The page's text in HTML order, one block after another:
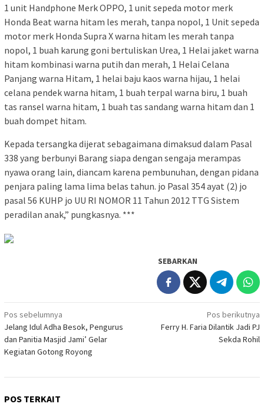
1 unit Handphone Merk OPPO, 1 unit sepeda motor merk
Honda Beat warna hitam les merah, tanpa nopol, 1 Unit sepeda
motor merk Honda Supra X warna hitam les merah tanpa
nopol, 1 buah karung goni bertuliskan Urea, 1 Helai jaket warna
hitam kombinasi warna putih dan merah, 1 Helai Celana
Panjang warna Hitam, 1 helai baju kaos warna hijau, 1 helai
celana pendek warna hitam, 1 buah terpal warna biru, 1 buah
tas ransel warna hitam, 1 buah tas sandang warna hitam dan 1
buah dompet hitam.
Kepada tersangka dijerat sebagaimana dimaksud dalam Pasal
338 yang berbunyi Barang siapa dengan sengaja merampas
nyawa orang lain, diancam karena pembunuhan, dengan pidana
penjara paling lama lima belas tahun. jo Pasal 354 ayat (2) jo
pasal 56 KUHP jo UU RI NOMOR 11 Tahun 2012 TTG Sistem
peradilan anak,” pungkasnya. ***
SEBARKAN
Navigasi
pos
Pos sebelumnya
Jelang Idul Adha Besok, Pengurus
dan Panitia Masjid Jami’ Gelar
Kegiatan Gotong Royong
Pos berikutnya
Ferry H. Faria Dilantik Jadi PJ
Sekda Rohil
POS TERKAIT